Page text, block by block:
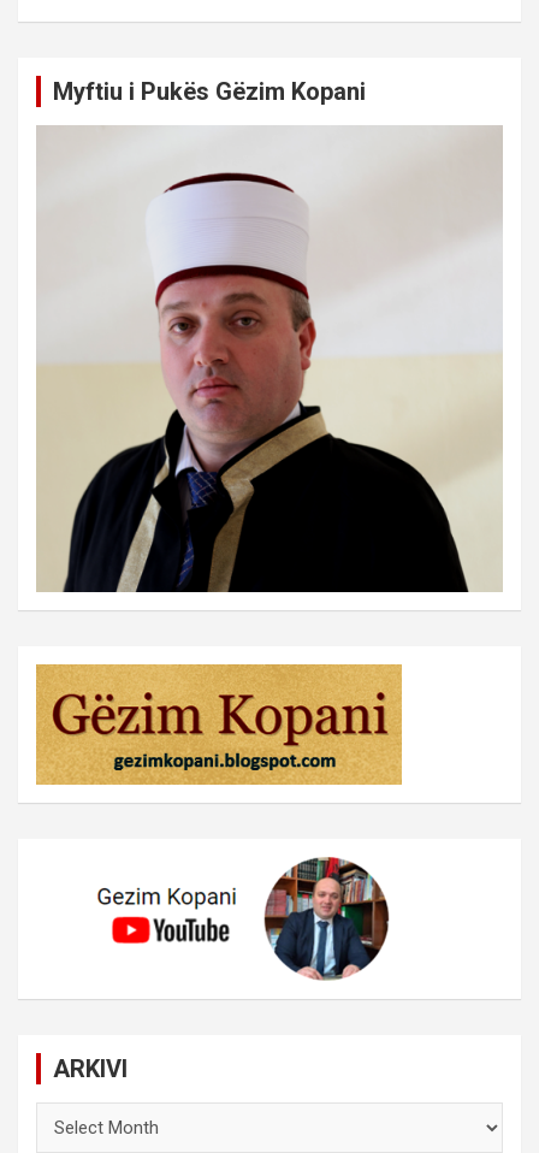
Myftiu i Pukës Gëzim Kopani
ARKIVI